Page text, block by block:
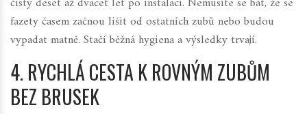
fazety časem začnou lišit od ostatních zubů nebo budou
vypadat matně. Stačí běžná hygiena a výsledky trvají.
4. RYCHLÁ CESTA K ROVNÝM ZUBŮM
BEZ BRUSEK